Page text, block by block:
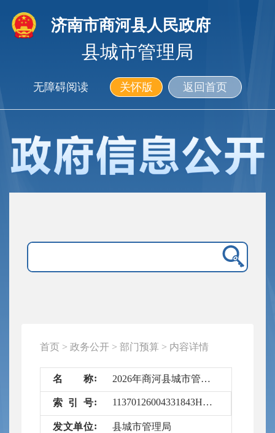
济南市商河县人民政府
县城市管理局
无障碍阅读 关怀版 返回首页
首页 > 政务公开 > 部门预算 > 内容详情
名 称 2026年商河县城市管理局单位预算公开
索 引 号 11370126004331843H/2026-6710483
发文单位 县城市管理局